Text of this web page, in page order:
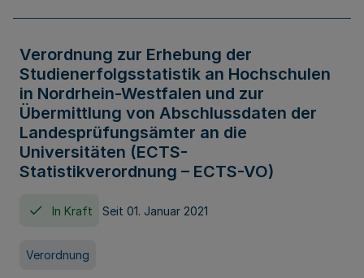
Verordnung zur Erhebung der
Studienerfolgsstatistik an Hochschulen
in Nordrhein-Westfalen und zur
Übermittlung von Abschlussdaten der
Landesprüfungsämter an die
Universitäten (ECTS-
Statistikverordnung – ECTS-VO)
In Kraft Seit 01. Januar 2021
Verordnung